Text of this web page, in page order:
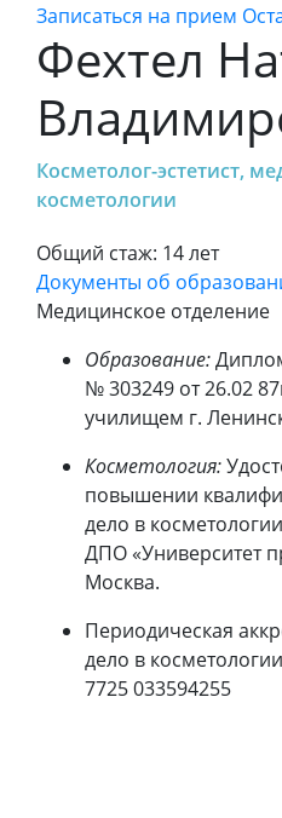
Записаться на прием
Фехтел
Косметолог-эстетист,
косметологии
Общий стаж: 14 лет
Документы об
Медицинское отделение
Образование:
№ 303249 от 26.02
училищем г.
Косметология:
повышении
дело в
ДПО «Университет
Москва.
Периодическая
дело в
7725 033594255